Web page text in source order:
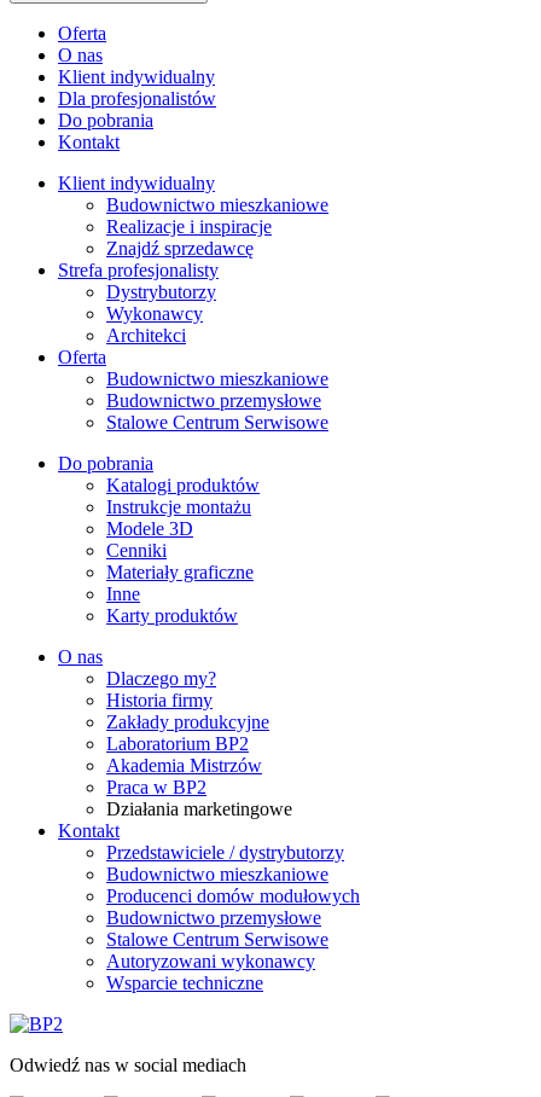
Oferta
O nas
Klient indywidualny
Dla profesjonalistów
Do pobrania
Kontakt
Klient indywidualny
Budownictwo mieszkaniowe
Realizacje i inspiracje
Znajdź sprzedawcę
Strefa profesjonalisty
Dystrybutorzy
Wykonawcy
Architekci
Oferta
Budownictwo mieszkaniowe
Budownictwo przemysłowe
Stalowe Centrum Serwisowe
Do pobrania
Katalogi produktów
Instrukcje montażu
Modele 3D
Cenniki
Materiały graficzne
Inne
Karty produktów
O nas
Dlaczego my?
Historia firmy
Zakłady produkcyjne
Laboratorium BP2
Akademia Mistrzów
Praca w BP2
Działania marketingowe
Kontakt
Przedstawiciele / dystrybutorzy
Budownictwo mieszkaniowe
Producenci domów modułowych
Budownictwo przemysłowe
Stalowe Centrum Serwisowe
Autoryzowani wykonawcy
Wsparcie techniczne
Odwiedź nas w social mediach